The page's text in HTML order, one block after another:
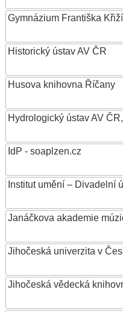
Gymnázium Františka
Historický ústav AV ČR
Husova knihovna Říčany
Hydrologický ústav AV ČR,
IdP - soaplzen.cz
Institut umění – Divadelní
Janáčkova akademie
Jihočeská univerzita v
Jihočeská vědecká